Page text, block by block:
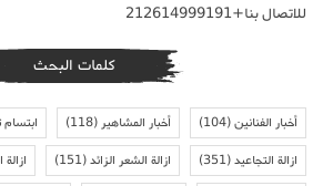
للاتصال بنا+212614999191
كلمات البحث
أخبار الفنانين(104) أخبار المشاهير(118)
ازالة التجاعيد(351) ازالة الشعر الزائد(151)